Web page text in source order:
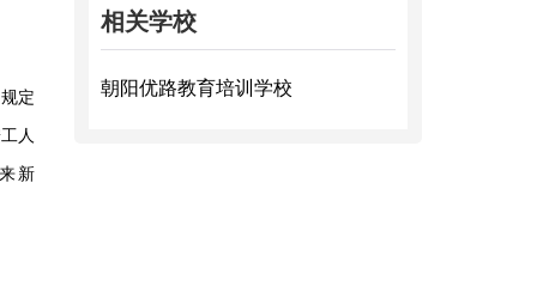
定
人
新
相关学校
朝阳优路教育培训学校